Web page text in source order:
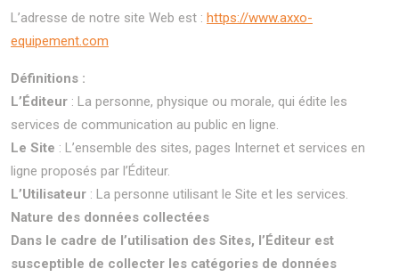
L’adresse de notre site Web est : https://www.axxo-
equipement.com
Définitions :
L’Éditeur : La personne, physique ou morale, qui édite les
services de communication au public en ligne.
Le Site : L’ensemble des sites, pages Internet et services en
ligne proposés par l’Éditeur.
L’Utilisateur : La personne utilisant le Site et les services.
Nature des données collectées
Dans le cadre de l’utilisation des Sites, l’Éditeur est
susceptible de collecter les catégories de données